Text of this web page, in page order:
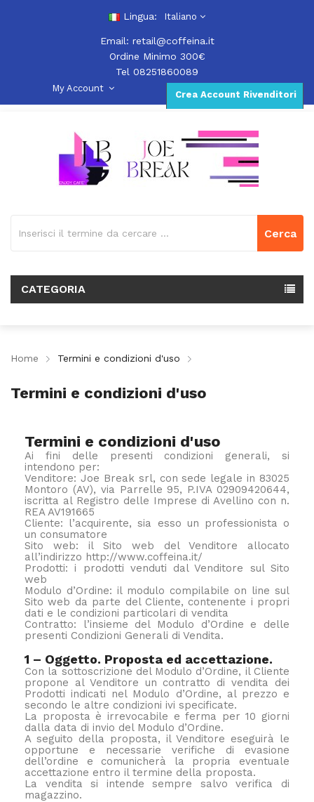
Lingua: Italiano
Email: retail@coffeina.it
Ordine Minimo 300€
Tel 08251860089
Crea Account Rivenditori
My Account
Cerca
CATEGORIA
Home Termini e condizioni d'uso
Termini e condizioni d'uso
Termini e condizioni d'uso
Ai fini delle presenti condizioni generali, si
intendono per:
Venditore: Joe Break srl, con sede legale in 83025
Montoro (AV), via Parrelle 95, P.IVA 02909420644,
iscritta al Registro delle Imprese di Avellino con n.
REA AV191665
Cliente: l’acquirente, sia esso un professionista o
un consumatore
Sito web: il Sito web del Venditore allocato
all’indirizzo http://www.coffeina.it/
Prodotti: i prodotti venduti dal Venditore sul Sito
web
Modulo d’Ordine: il modulo compilabile on line sul
Sito web da parte del Cliente, contenente i propri
dati e le condizioni particolari di vendita
Contratto: l’insieme del Modulo d’Ordine e delle
presenti Condizioni Generali di Vendita.
1 – Oggetto. Proposta ed accettazione.
Con la sottoscrizione del Modulo d’Ordine, il Cliente
propone al Venditore un contratto di vendita dei
Prodotti indicati nel Modulo d’Ordine, al prezzo e
secondo le altre condizioni ivi specificate.
La proposta è irrevocabile e ferma per 10 giorni
dalla data di invio del Modulo d’Ordine.
A seguito della proposta, il Venditore eseguirà le
opportune e necessarie verifiche di evasione
dell’ordine e comunicherà la propria eventuale
accettazione entro il termine della proposta.
La vendita si intende sempre salvo verifica di
magazzino.